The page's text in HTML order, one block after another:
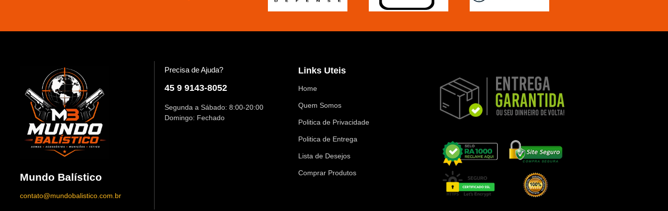
Mundo Balístico
contato@mundobalistico.com.br
Precisa de Ajuda?
45 9 9143-8052
Segunda a Sábado: 8:00-20:00
Domingo: Fechado
Links Uteis
Home
Quem Somos
Politica de Privacidade
Politica de Entrega
Lista de Desejos
Comprar Produtos